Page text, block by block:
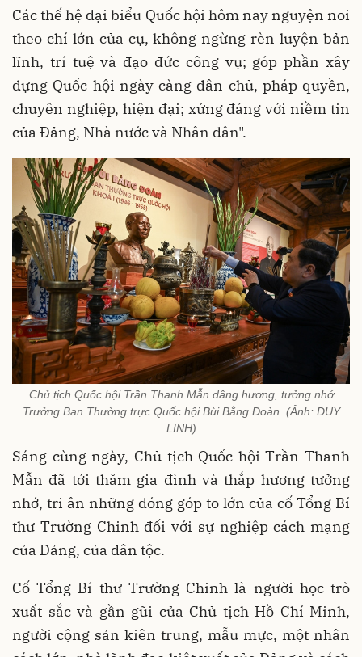
Các thế hệ đại biểu Quốc hội hôm nay nguyện noi
theo chí lớn của cụ, không ngừng rèn luyện bản
lĩnh, trí tuệ và đạo đức công vụ; góp phần xây
dựng Quốc hội ngày càng dân chủ, pháp quyền,
chuyên nghiệp, hiện đại; xứng đáng với niềm tin
của Đảng, Nhà nước và Nhân dân".
Chủ tịch Quốc hội Trần Thanh Mẫn dâng hương, tưởng nhớ
Trưởng Ban Thường trực Quốc hội Bùi Bằng Đoàn. (Ảnh: DUY
LINH)
Sáng cùng ngày, Chủ tịch Quốc hội Trần Thanh
Mẫn đã tới thăm gia đình và thắp hương tưởng
nhớ, tri ân những đóng góp to lớn của cố Tổng Bí
thư Trường Chinh đối với sự nghiệp cách mạng
của Đảng, của dân tộc.
Cố Tổng Bí thư Trường Chinh là người học trò
xuất sắc và gần gũi của Chủ tịch Hồ Chí Minh,
người cộng sản kiên trung, mẫu mực, một nhân